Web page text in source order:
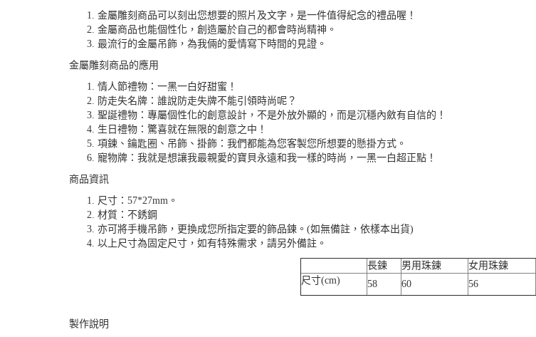
金屬雕刻商品可以刻出您想要的照片及文字，是一件值得紀念的禮品喔！
金屬商品也能個性化，創造屬於自己的都會時尚精神。
最流行的金屬吊飾，為我倆的愛情寫下時間的見證。
金屬雕刻商品的應用
情人節禮物：一黑一白好甜蜜！
防走失名牌：誰說防走失牌不能引領時尚呢？
聖誕禮物：專屬個性化的創意設計，不是外放外顯的，而是沉穩內斂有自信的！
生日禮物：驚喜就在無限的創意之中！
項鍊、鑰匙圈、吊飾、掛飾：我們都能為您客製您所想要的懸掛方式。
寵物牌：我就是想讓我最親愛的寶貝永遠和我一樣的時尚，一黑一白超正點！
商品資訊
尺寸：57*27mm。
材質：不銹鋼
亦可將手機吊飾，更換成您所指定要的飾品鍊。(如無備註，依樣本出貨)
以上尺寸為固定尺寸，如有特殊需求，請另外備註。
長鍊 男用珠鍊 女用珠鍊
尺寸(cm)
58 60 56
製作說明